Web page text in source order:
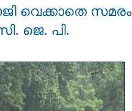
വെക്കാതെ സമരം
ജെ. പി.